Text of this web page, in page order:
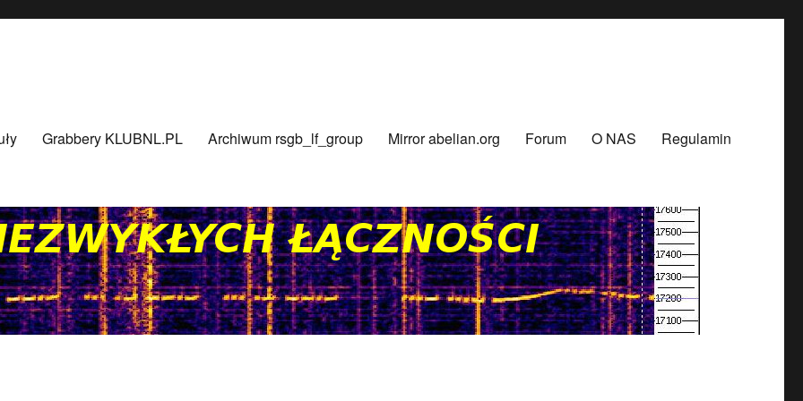
Grabbery KLUBNL.PL Archiwum rsgb_lf_group Mirror abelian.org Forum O NAS Regulamin